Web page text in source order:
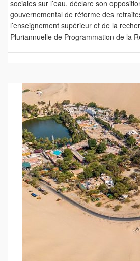
sociales sur l’eau, déclare son
gouvernemental de réforme des
l’enseignement supérieur et de la
Pluriannuelle de Programmation de la